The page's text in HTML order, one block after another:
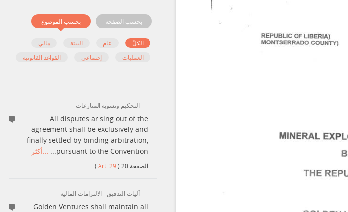
بحسب الصفحة بجسب الموضوع
الكلّ عام البيئة
مالي
العمليات
إجتماعي القواعد القانونية
التحكيم وتسوية المنازعات
All disputes arising out of the
agreement shall be exclusively and
finally settled by binding arbitration,
pursuant to the Convention...
...أكثر
الصفحة 20
(
Art. 29
)
آليات التدقيق - الالتزامات المالية
Golden Ventures shall maintain all